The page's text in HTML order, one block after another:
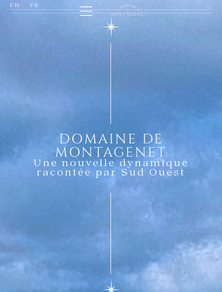
EN FR
DOMAINE DE
MONTAGENET
Une nouvelle dynamique
racontée par Sud Ouest